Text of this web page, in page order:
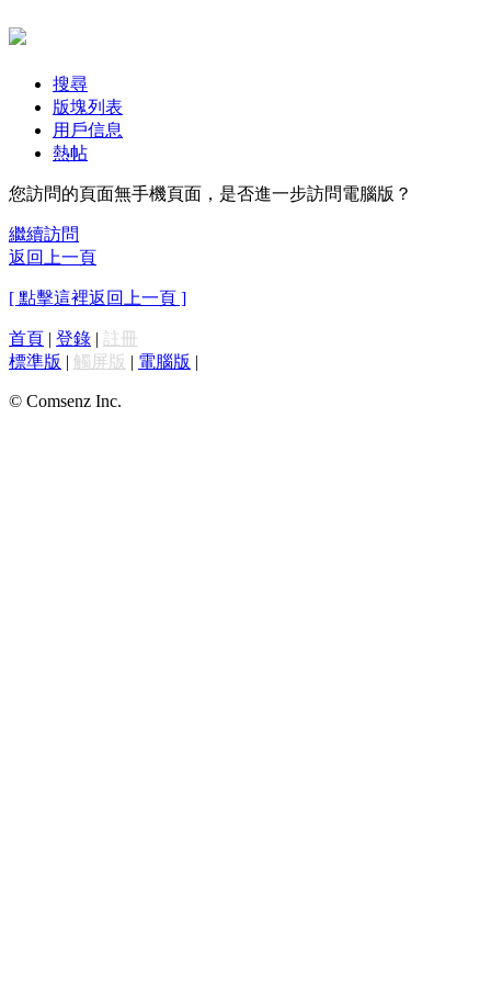
搜尋
版塊列表
用戶信息
熱帖
您訪問的頁面無手機頁面，是否進一步訪問電腦版？
繼續訪問
返回上一頁
[ 點擊這裡返回上一頁 ]
首頁 | 登錄 | 註冊
標準版 | 觸屏版 | 電腦版 |
© Comsenz Inc.